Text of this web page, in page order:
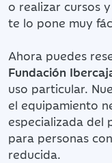
o realizar cursos
te lo pone muy
Ahora puedes
Fundación
uso particular.
el equipamiento
especializada del
para personas
reducida.